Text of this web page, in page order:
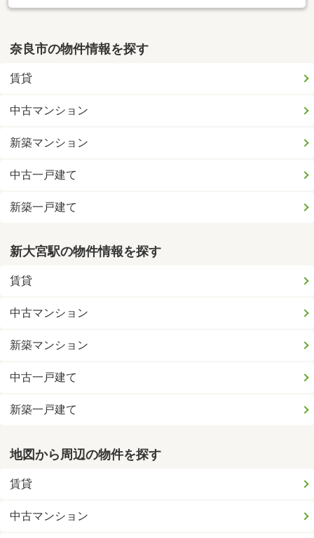
奈良市の物件情報を探す
賃貸
中古マンション
新築マンション
中古一戸建て
新築一戸建て
新大宮駅の物件情報を探す
賃貸
中古マンション
新築マンション
中古一戸建て
新築一戸建て
地図から周辺の物件を探す
賃貸
中古マンション